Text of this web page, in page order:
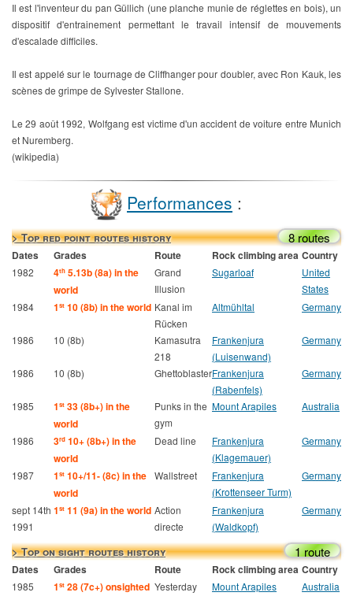
Il est l'inventeur du pan Güllich (une planche munie de réglettes en bois), un
dispositif d'entrainement permettant le travail intensif de mouvements
d'escalade difficiles.
Il est appelé sur le tournage de Cliffhanger pour doubler, avec Ron Kauk, les
scènes de grimpe de Sylvester Stallone.
Le 29 août 1992, Wolfgang est victime d'un accident de voiture entre Munich
et Nuremberg.
(wikipedia)
Performances :
> Top red point routes history 8 routes
Dates Grades Route Rock climbing area Country
1982 4th 5.13b (8a) in the
world
Grand
Illusion
Sugarloaf
United
States
1984
1st 10 (8b) in the world Kanal im
Rücken
Altmühltal Germany
1986 10 (8b)
Kamasutra
218
Frankenjura
(Luisenwand)
Germany
1986 10 (8b) GhettoblasterFrankenjura
(Rabenfels)
Germany
1985 1st 33 (8b+) in the
world
Punks in the
gym
Mount Arapiles Australia
1986 3rd 10+ (8b+) in the
world
Dead line
Frankenjura
(Klagemauer)
Germany
1987 1st 10+/11- (8c) in the
world
Wallstreet
Frankenjura
(Krottenseer Turm)
Germany
sept 14th
1991
1st 11 (9a) in the world Action
directe
Frankenjura
(Waldkopf)
Germany
> Top on sight routes history 1 route
Dates Grades Route Rock climbing area Country
1985 1st 28 (7c+) onsighted Yesterday Mount Arapiles Australia